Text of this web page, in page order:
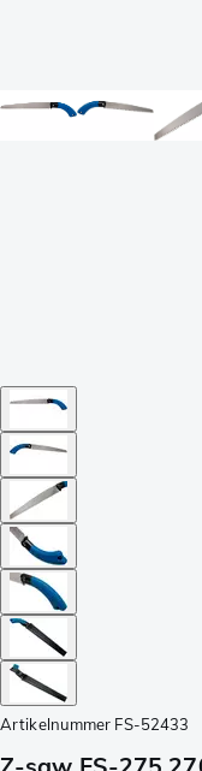
Artikelnummer FS-52433